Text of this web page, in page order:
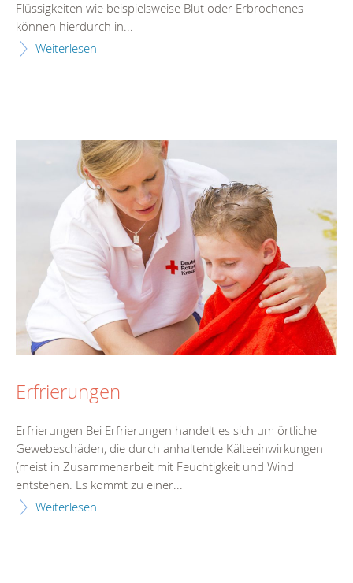
Flüssigkeiten wie beispielsweise Blut oder Erbrochenes
können hierdurch in...
Weiterlesen
Erfrierungen
Erfrierungen Bei Erfrierungen handelt es sich um örtliche
Gewebeschäden, die durch anhaltende Kälteeinwirkungen
(meist in Zusammenarbeit mit Feuchtigkeit und Wind
entstehen. Es kommt zu einer...
Weiterlesen